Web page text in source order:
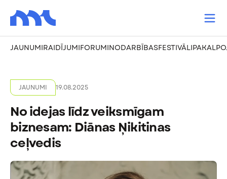
JAUNUMIRAIDĪJUMIFORUMINODARBĪBASFESTIVĀLI
JAUNUMI 19.08.2025
No idejas līdz veiksmīgam
biznesam: Diānas Ņikitinas
ceļvedis